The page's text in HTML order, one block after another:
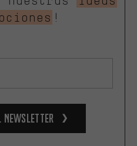
!
newsletter